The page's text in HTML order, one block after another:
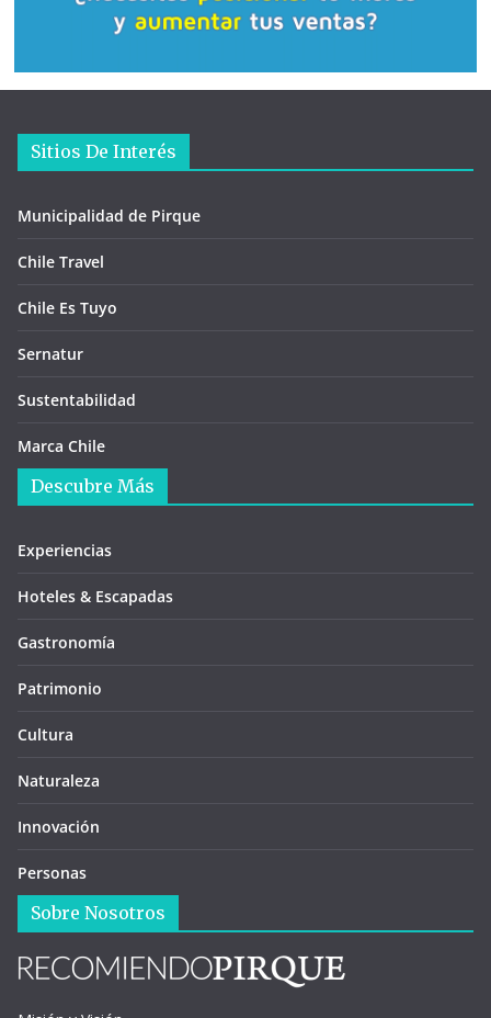
Sitios De Interés
Municipalidad de Pirque
Chile Travel
Chile Es Tuyo
Sernatur
Sustentabilidad
Marca Chile
Descubre Más
Experiencias
Hoteles & Escapadas
Gastronomía
Patrimonio
Cultura
Naturaleza
Innovación
Personas
Sobre Nosotros